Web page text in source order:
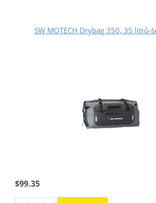
SW MOTECH Drybag 350, 35 litrů-
$99.35